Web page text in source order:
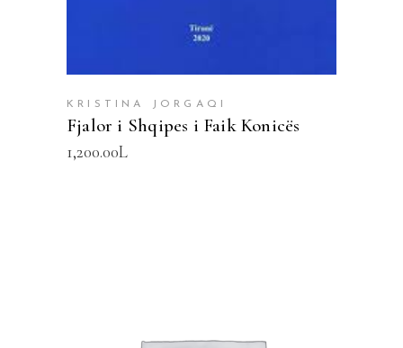
KRISTINA JORGAQI
Fjalor i Shqipes i Faik Konicës
1,200.00L